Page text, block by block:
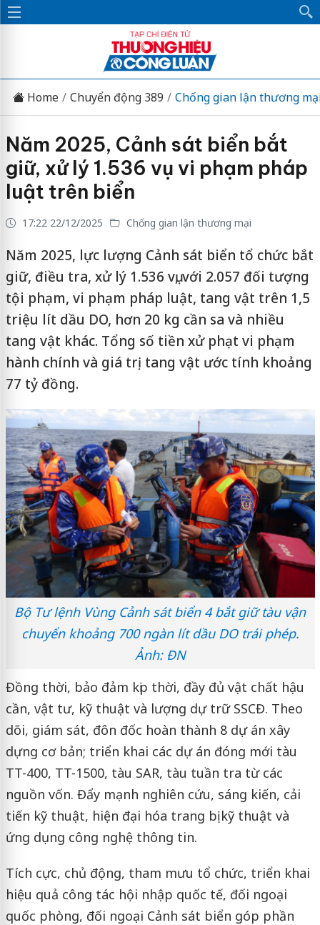
Home Chuyển động 389 Chống gian lận thương
Năm 2025, Cảnh sát biển bắt
giữ, xử lý 1.536 vụ vi phạm pháp
luật trên biển
17:22 22/12/2025 Chống gian lận thương mại
Năm 2025, lực lượng Cảnh sát biển tổ chức bắt
giữ, điều tra, xử lý 1.536 vụ, với 2.057 đối tượng
tội phạm, vi phạm pháp luật, tang vật trên 1,5
triệu lít dầu DO, hơn 20 kg cần sa và nhiều
tang vật khác. Tổng số tiền xử phạt vi phạm
hành chính và giá trị tang vật ước tính khoảng
77 tỷ đồng.
Bộ Tư lệnh Vùng Cảnh sát biển 4 bắt giữ tàu vận
chuyển khoảng 700 ngàn lít dầu DO trái phép.
Ảnh: ĐN
Đồng thời, bảo đảm kịp thời, đầy đủ vật chất hậu
cần, vật tư, kỹ thuật và lượng dự trữ SSCĐ. Theo
dõi, giám sát, đôn đốc hoàn thành 8 dự án xây
dựng cơ bản; triển khai các dự án đóng mới tàu
TT-400, TT-1500, tàu SAR, tàu tuần tra từ các
nguồn vốn. Đẩy mạnh nghiên cứu, sáng kiến, cải
tiến kỹ thuật, hiện đại hóa trang bị kỹ thuật và
ứng dụng công nghệ thông tin.
Tích cực, chủ động, tham mưu tổ chức, triển khai
hiệu quả công tác hội nhập quốc tế, đối ngoại
quốc phòng, đối ngoại Cảnh sát biển góp phần